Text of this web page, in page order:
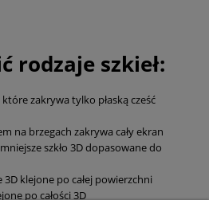
rodzaje szkieł:
które zakrywa tylko płaską cześć
na brzegach zakrywa cały ekran
szkło 3D dopasowane do
3D klejone po całej powierzchni
po całości 3D